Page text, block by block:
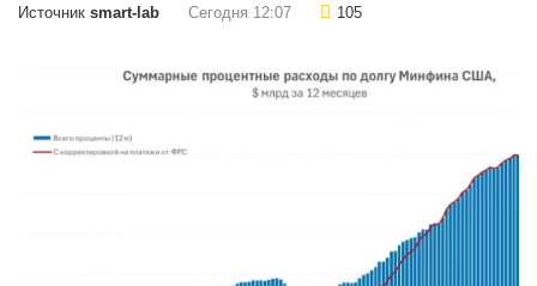
Источник smart-lab Сегодня 12:07 105